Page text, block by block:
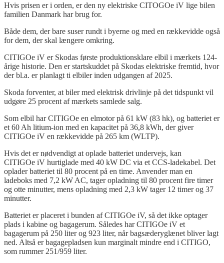
Hvis prisen er i orden, er den ny elektriske CITOGOe iV lige bilen
familien Danmark har brug for.
Både dem, der bare suser rundt i byerne og med en rækkevidde også
for dem, der skal længere omkring.
CITIGOe iV er Skodas første produktionsklare elbil i mærkets 124-
årige historie. Den er startskuddet på Skodas elektriske fremtid, hvor
der bl.a. er planlagt ti elbiler inden udgangen af 2025.
Skoda forventer, at biler med elektrisk drivlinje på det tidspunkt vil
udgøre 25 procent af mærkets samlede salg.
Som elbil har CITIGOe en elmotor på 61 kW (83 hk), og batteriet er
et 60 Ah litium-ion med en kapacitet på 36,8 kWh, der giver
CITIGOe iV en rækkevidde på 265 km (WLTP).
Hvis det er nødvendigt at oplade batteriet undervejs, kan
CITIGOe iV hurtiglade med 40 kW DC via et CCS-ladekabel. Det
oplader batteriet til 80 procent på en time. Anvender man en
ladeboks med 7,2 kW AC, tager opladning til 80 procent fire timer
og otte minutter, mens opladning med 2,3 kW tager 12 timer og 37
minutter.
Batteriet er placeret i bunden afCITIGOe iV, så det ikke optager
plads i kabine og bagagerum. Således harCITIGOe iV et
bagagerum på 250 liter og 923 liter, når bagsæderyglænet bliver lagt
ned. Altså er bagagepladsen kun marginalt mindre end i CITIGO,
som rummer 251/959 liter.